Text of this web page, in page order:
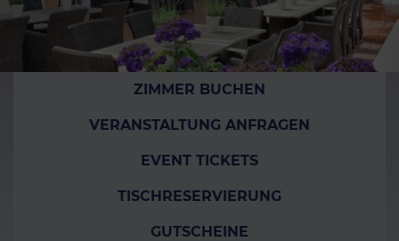
ZIMMER BUCHEN
VERANSTALTUNG ANFRAGEN
EVENT TICKETS
TISCHRESERVIERUNG
GUTSCHEINE